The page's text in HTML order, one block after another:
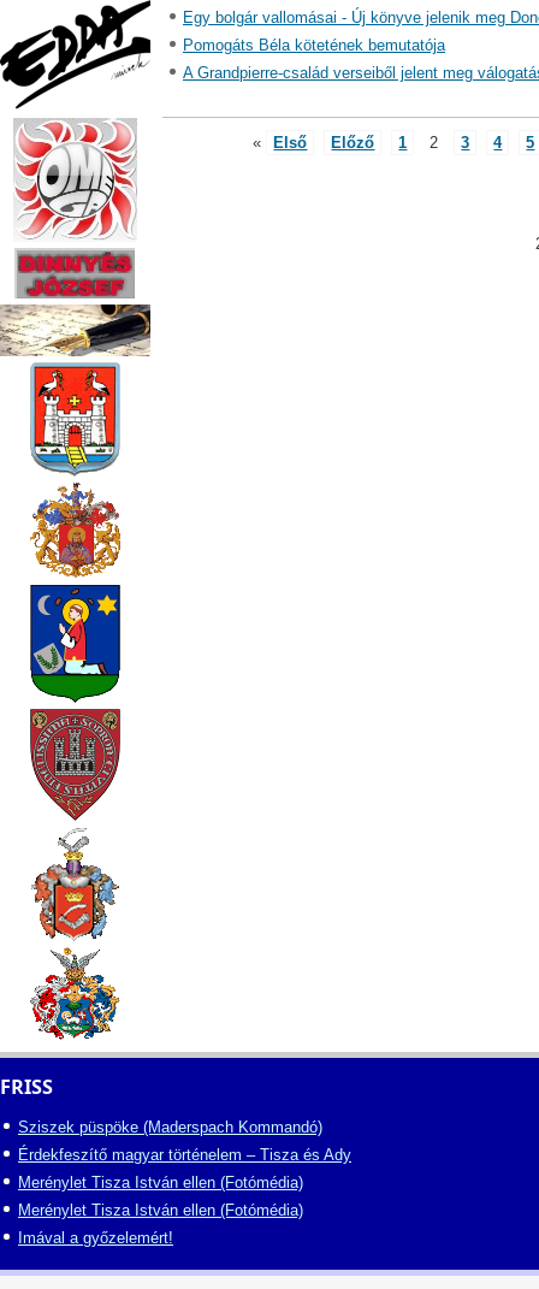
Egy bolgár vallomásai - Új könyve jelenik meg
Pomogáts Béla kötetének bemutatója
A Grandpierre-család verseiből jelent meg
« Első Előző 1 2 3 4 5
FRISS
Sziszek püspöke (Maderspach Kommandó)
Érdekfeszítő magyar történelem – Tisza és Ady
Merénylet Tisza István ellen (Fotómédia)
Merénylet Tisza István ellen (Fotómédia)
Imával a győzelemért!